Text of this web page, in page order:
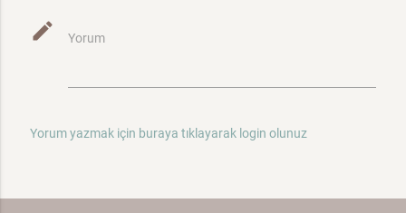
mode_edit Yorum
Yorum yazmak için buraya tıklayarak login olunuz